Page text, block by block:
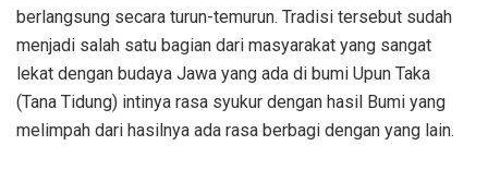
berlangsung secara turun-temurun. Tradisi tersebut sudah
menjadi salah satu bagian dari masyarakat yang sangat
lekat dengan budaya Jawa yang ada di bumi Upun Taka
(Tana Tidung) intinya rasa syukur dengan hasil Bumi yang
melimpah dari hasilnya ada rasa berbagi dengan yang lain.